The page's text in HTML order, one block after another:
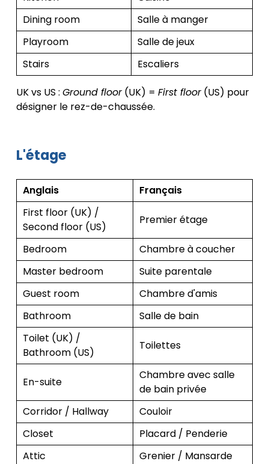
Dining room
Salle à manger
Playroom
Salle de jeux
Stairs
Escaliers
UK vs US : Ground floor(UK) = First floor(US) pour
désigner le rez-de-chaussée.
L'étage
Anglais
Français
First floor (UK) /
Second floor (US)
Premier étage
Bedroom
Chambre à coucher
Master bedroom
Suite parentale
Guest room
Chambre d'amis
Bathroom
Salle de bain
Toilet (UK) /
Bathroom (US)
Toilettes
En-suite
Chambre avec salle
de bain privée
Corridor / Hallway
Couloir
Closet
Placard / Penderie
Attic
Grenier / Mansarde